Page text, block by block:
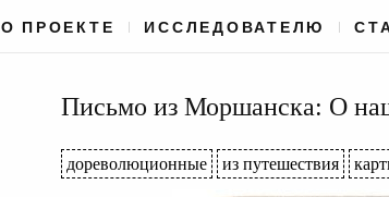
О ПРОЕКТЕ ИССЛЕДОВАТЕЛЮ
Письмо из Моршанска: О
дореволюционные из путешествия